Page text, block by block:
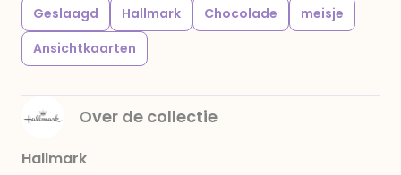
Geslaagd Hallmark Chocolade
meisje
Ansichtkaarten
Over de collectie
Hallmark